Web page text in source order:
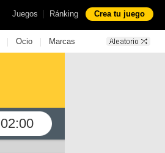
Juegos | Ránking Crea tu juego
| Ocio | Marcas
02:00